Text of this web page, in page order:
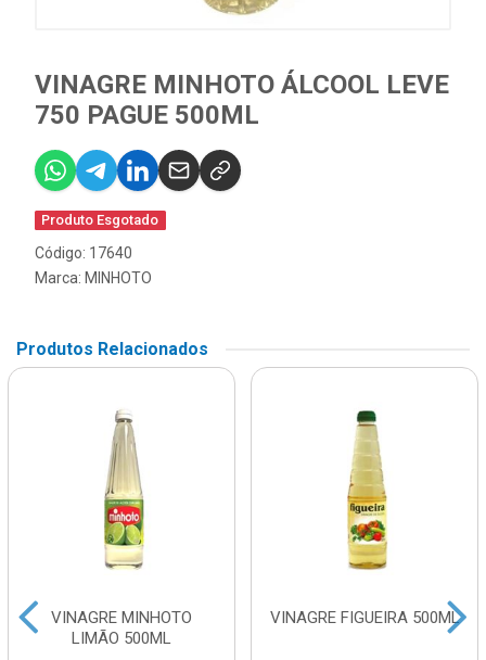
VINAGRE MINHOTO ÁLCOOL LEVE
750 PAGUE 500ML
Produto Esgotado
Código: 17640
Marca: MINHOTO
Produtos Relacionados
VINAGRE MINHOTO
LIMÃO 500ML
VINAGRE FIGUEIRA 500ML